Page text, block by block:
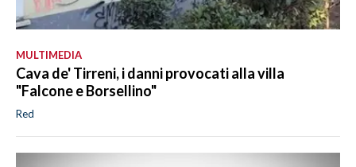
MULTIMEDIA
Cava de' Tirreni, i danni provocati alla villa
"Falcone e Borsellino"
Red